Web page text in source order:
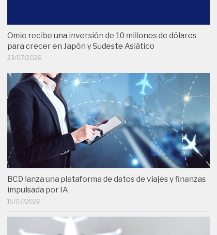
Omio recibe una inversión de 10 millones de dólares
para crecer en Japón y Sudeste Asiático
23/07/2026
BCD lanza una plataforma de datos de viajes y finanzas
impulsada por IA
15/07/2026